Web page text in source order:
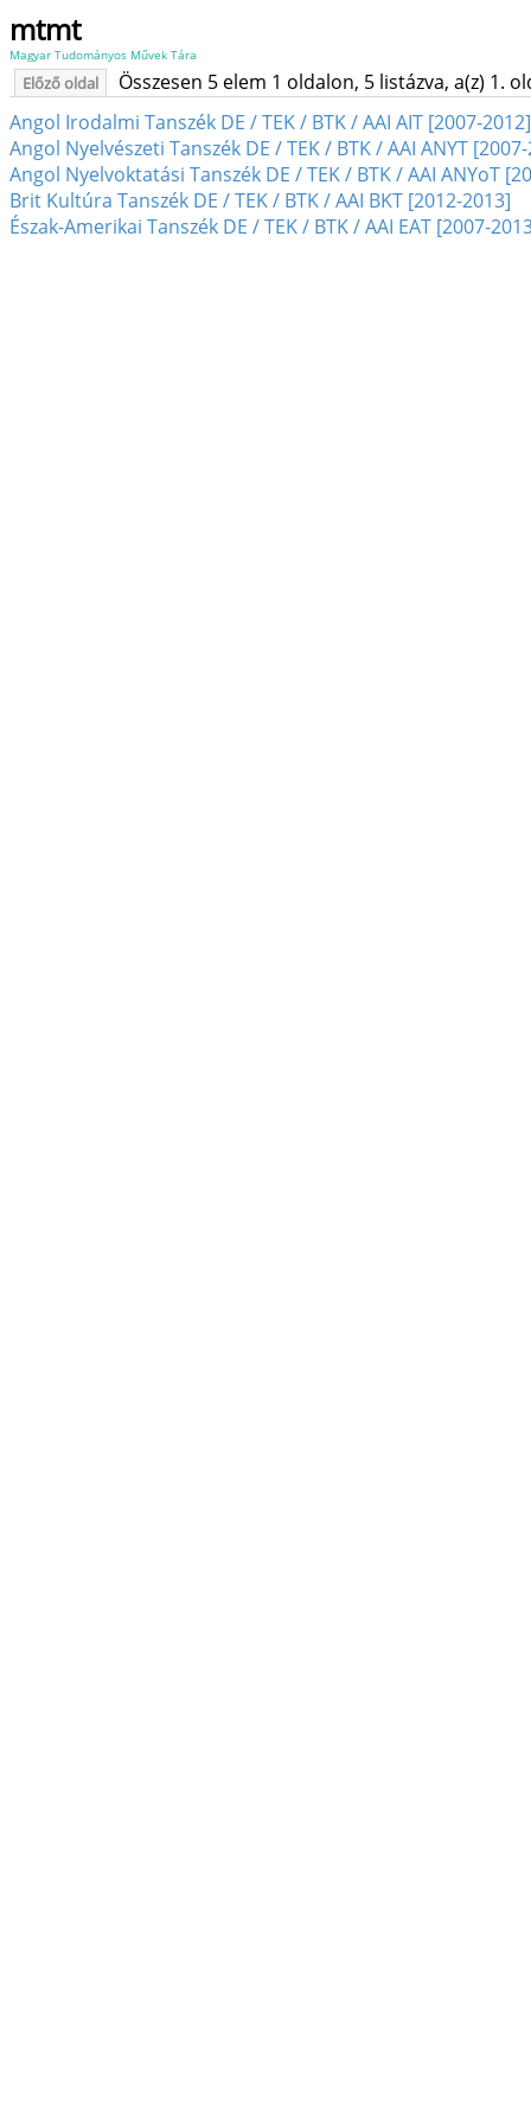
mtmt
Magyar Tudományos Művek Tára
Előző oldal
Összesen 5 elem 1 oldalon, 5 listázva, a(z) 1.
Angol Irodalmi Tanszék DE / TEK / BTK / AAI AIT [2007-2012]
Angol Nyelvészeti Tanszék DE / TEK / BTK / AAI ANYT
Angol Nyelvoktatási Tanszék DE / TEK / BTK / AAI ANYoT
Brit Kultúra Tanszék DE / TEK / BTK / AAI BKT [2012-2013]
Észak-Amerikai Tanszék DE / TEK / BTK / AAI EAT [2007-